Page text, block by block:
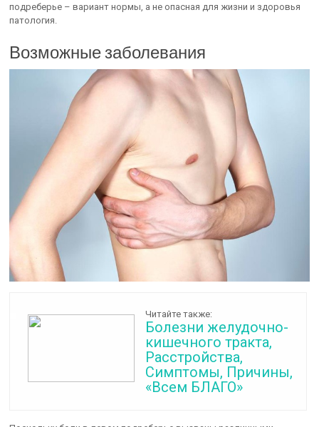
подреберье – вариант нормы, а не опасная для жизни и здоровья
патология.
Возможные заболевания
Читайте также:
Болезни желудочно-
кишечного тракта,
Расстройства,
Симптомы, Причины,
«Всем БЛАГО»